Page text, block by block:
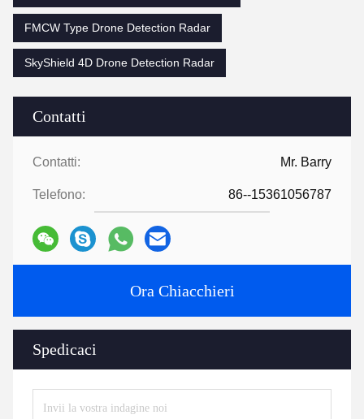
Contatti
Contatti: Mr. Barry
Telefono: 86--15361056787
Ora Chiacchieri
Spedicaci
FMCW Type Drone Detection Radar
SkyShield 4D Drone Detection Radar